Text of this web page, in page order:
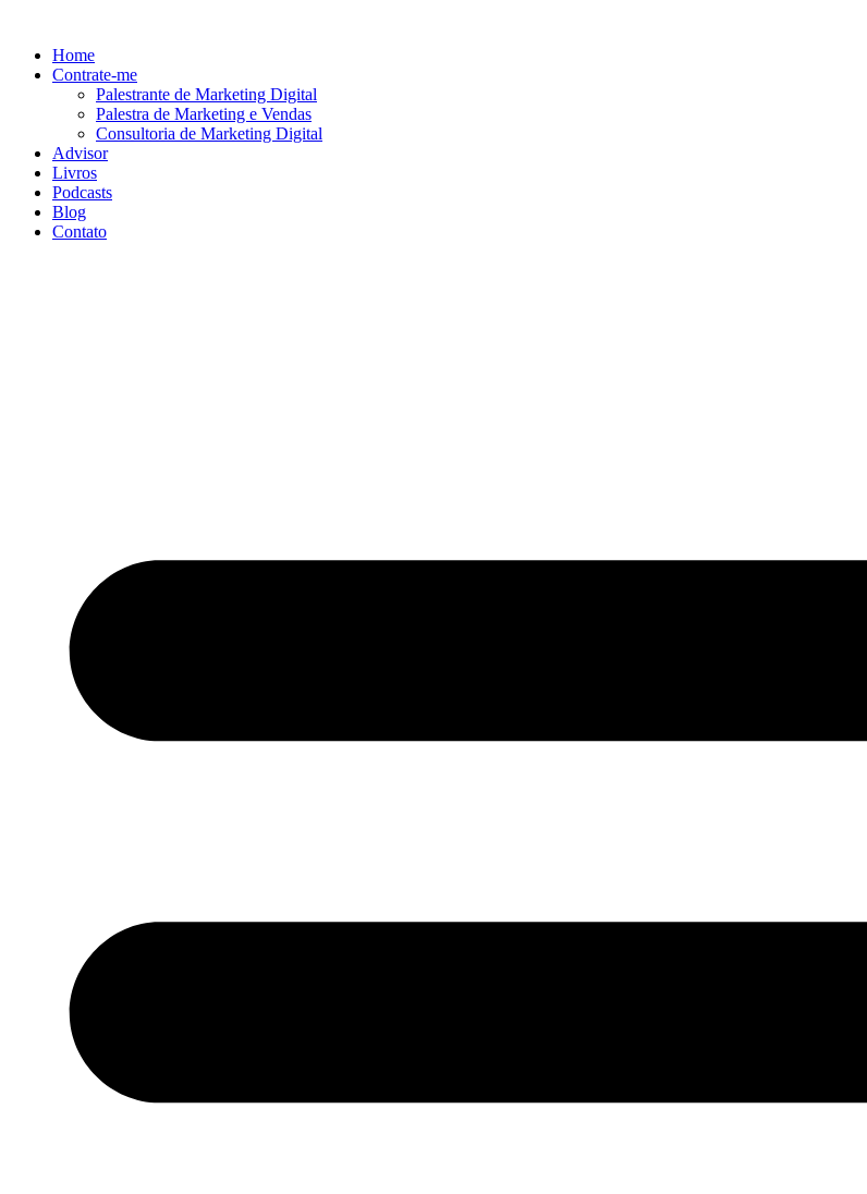
conteúdo
Home
Contrate-me
Palestrante de Marketing Digital
Palestra de Marketing e Vendas
Consultoria de Marketing Digital
Advisor
Livros
Podcasts
Blog
Contato